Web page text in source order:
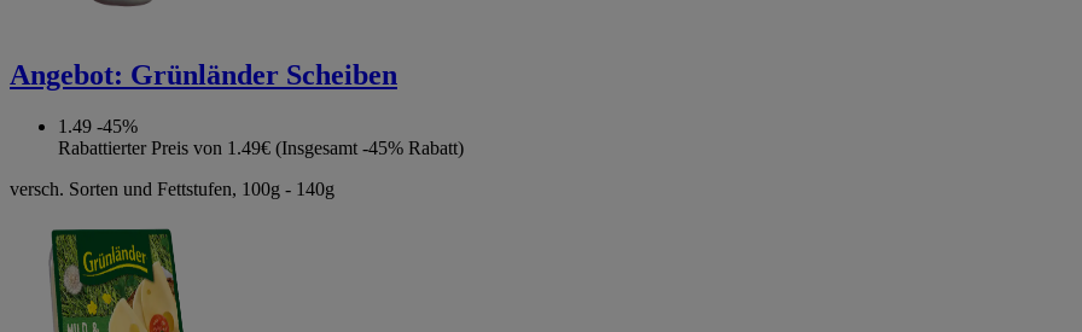
Angebot: Grünländer Scheiben
1.49 -45%
Rabattierter Preis von 1.49€ (Insgesamt -45% Rabatt)
versch. Sorten und Fettstufen, 100g - 140g